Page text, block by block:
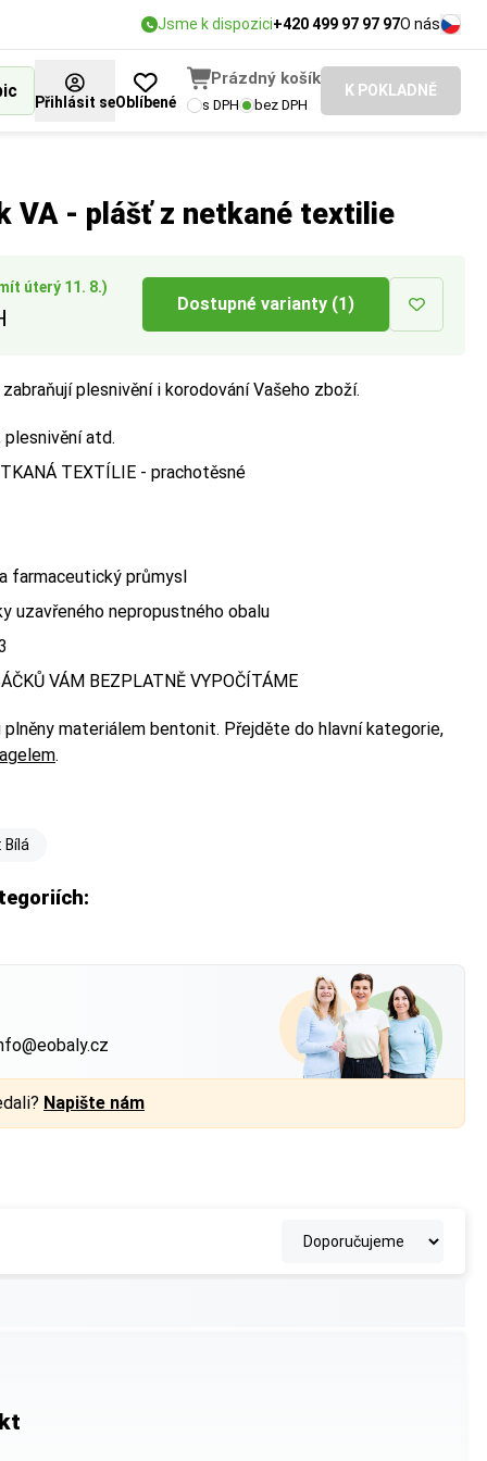
Jsme k dispozici+420 499 97 97 97O nás
Přihlásit seOblíbené
Prázdný košík
s DPH bez DPH
K POKLADNĚ
VA - plášť z netkané textilie
úterý 11. 8.)
Dostupné varianty (1)
plesnivění i korodování Vašeho zboží.
plesnivění atd.
TEXTÍLIE - prachotěsné
farmaceutický průmysl
uzavřeného nepropustného obalu
VÁM BEZPLATNĚ VYPOČÍTÁME
materiálem bentonit. Přejděte do hlavní kategorie,
.
Bílá
Napište nám